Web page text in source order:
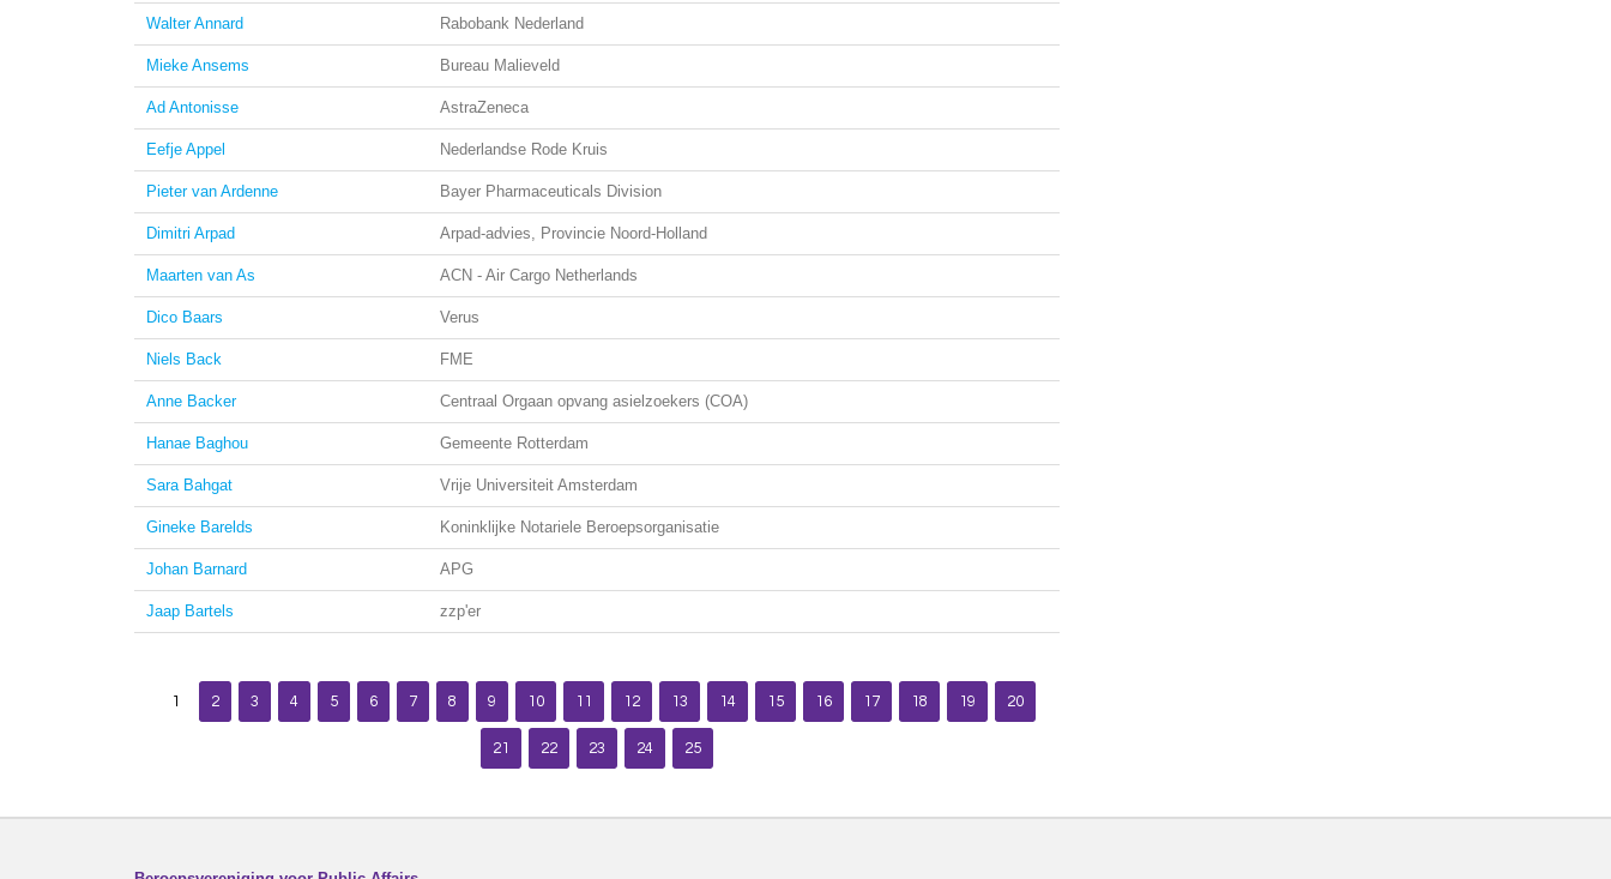
Walter Annard Rabobank Nederland
Mieke Ansems Bureau Malieveld
Ad Antonisse AstraZeneca
Eefje Appel Nederlandse Rode Kruis
Pieter van Ardenne Bayer Pharmaceuticals Division
Dimitri Arpad Arpad-advies, Provincie Noord-Holland
Maarten van As ACN - Air Cargo Netherlands
Dico Baars Verus
Niels Back FME
Anne Backer Centraal Orgaan opvang asielzoekers (COA)
Hanae Baghou Gemeente Rotterdam
Sara Bahgat Vrije Universiteit Amsterdam
Gineke Barelds Koninklijke Notariele Beroepsorganisatie
Johan Barnard APG
Jaap Bartels zzp'er
1 2 3 4 5 6 7 8 9 10 11 12 13 14 15 16 17 18 19 20
21 22 23 24 25